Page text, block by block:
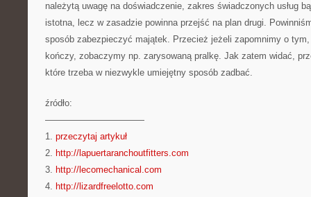
należytą uwagę na doświadczenie, zakres świadczonych usług
istotna, lecz w zasadzie powinna przejść na plan drugi.
sposób zabezpieczyć majątek. Przecież jeżeli zapomnimy o
kończy, zobaczymy np. zarysowaną pralkę. Jak zatem widać,
które trzeba w niezwykle umiejętny sposób zadbać.
źródło:
———————————
1. przeczytaj artykuł
2. http://lapuertaranchoutfitters.com
3. http://lecomechanical.com
4. http://lizardfreelotto.com